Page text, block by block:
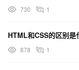
730 1
HTML和CSS的区别是
878 1